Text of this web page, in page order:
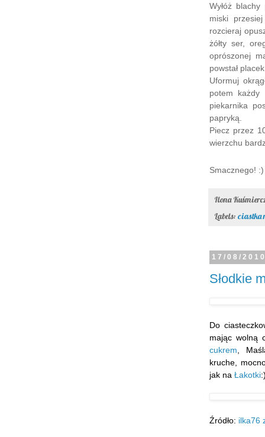
Wyłóż
miski
rozcieraj
żółty ser,
oprószonej
powstał
Uformuj
potem każdy
piekarnika
papryką.
Piecz przez
wierzchu
Smacznego! :)
Ilona
Labels: ciastka
17/08/
Słodkie
Do
mając wolną
cukrem ,
kruche,
jak na Łakotki
Źródło: ilka76